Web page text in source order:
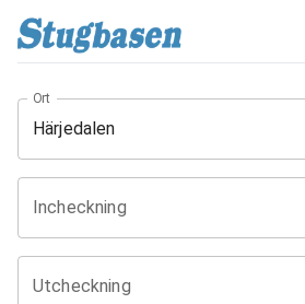
Ort
Incheckning
Utcheckning